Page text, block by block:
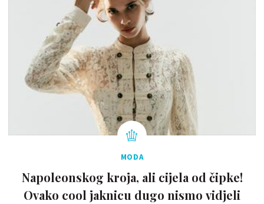
MODA
Napoleonskog kroja, ali cijela od čipke!
Ovako cool jaknicu dugo nismo vidjeli